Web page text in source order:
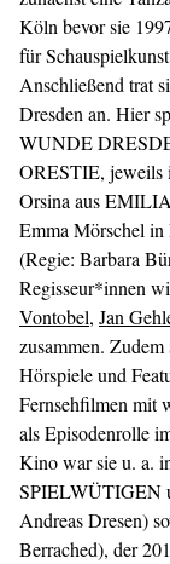
Köln bevor sie
für
Anschließend trat
Dresden an. Hier
WUNDE
ORESTIE, jeweils
Orsina aus
Emma Mörschel in
(Regie: Barbara
Regisseur*innen
Vontobel, Jan
zusammen.
Hörspiele und
Fernsehfilmen
als Episodenrolle
Kino war sie u. a.
SPIELWÜTIGEN
Andreas Dresen)
Berrached), der